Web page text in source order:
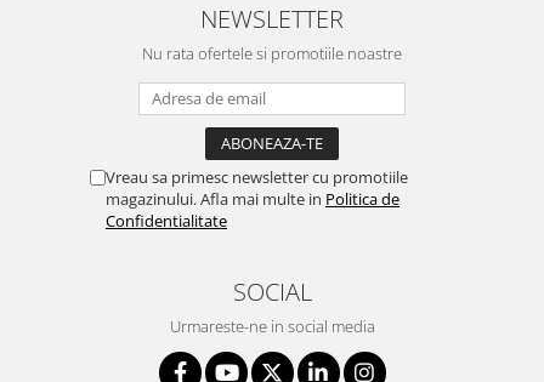
NEWSLETTER
Nu rata ofertele si promotiile noastre
Vreau sa primesc newsletter cu promotiile
magazinului. Afla mai multe in Politica de
Confidentialitate
SOCIAL
Urmareste-ne in social media